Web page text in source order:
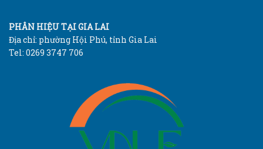
PHÂN HIỆU TẠI GIA LAI
Địa chỉ: phường Hội Phú, tỉnh Gia Lai
Tel: 0269 3747 706